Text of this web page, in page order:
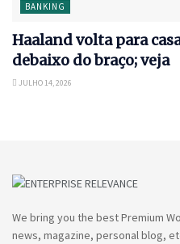
BANKING
Haaland volta para
debaixo do braço; veja
JULHO 14, 2026
We bring you the best Premium
news, magazine, personal blog,